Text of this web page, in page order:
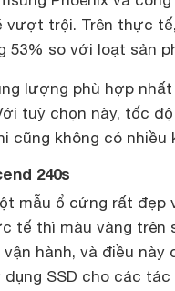
vượt trội. Trên thực
53% so với loạt sản
lượng phù hợp nhất
tuỳ chọn này, tốc
cũng không có nhiều
240s
mẫu ổ cứng rất đẹp
tế thì màu vàng trên
vận hành, và điều
dụng SSD cho các